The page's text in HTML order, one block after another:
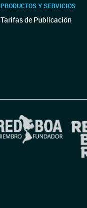
PRODUCTOS Y SERVICIOS
Tarifas de Publicación